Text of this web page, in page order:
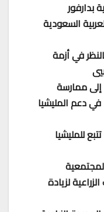
بدارفور
السعودية
في أزمة
إلى ممارسة
دعم المليشيا
للمليشيا
لزيادة